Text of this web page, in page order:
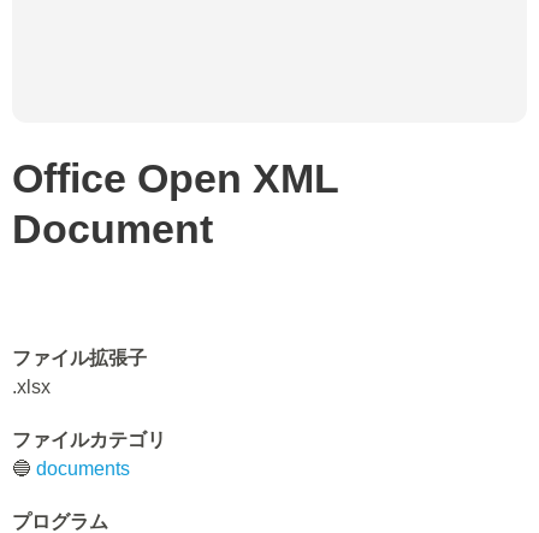
Office Open XML
Document
ファイル拡張子
.xlsx
ファイルカテゴリ
🔵 documents
プログラム